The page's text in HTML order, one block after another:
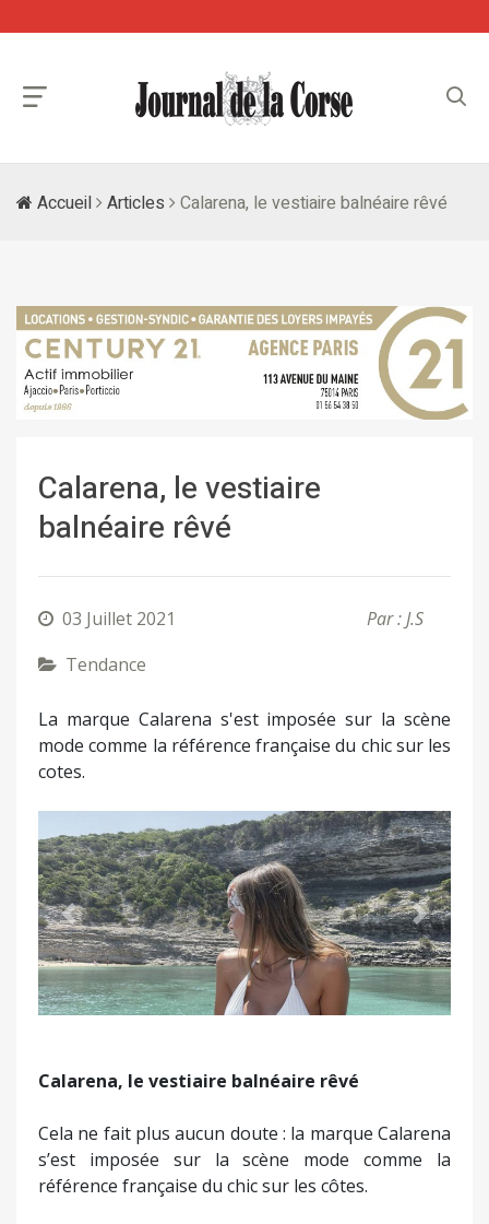
Accueil Articles Calarena, le vestiaire balnéaire rêvé
Calarena, le vestiaire
balnéaire rêvé
03 Juillet 2021
Par : J.S
Tendance
La marque Calarena s'est imposée sur la scène
mode comme la référence française du chic sur les
cotes.
Précédent Suivant
Calarena, le vestiaire balnéaire rêvé
Cela ne fait plus aucun doute : la marque Calarena
s’est imposée sur la scène mode comme la
référence française du chic sur les côtes.